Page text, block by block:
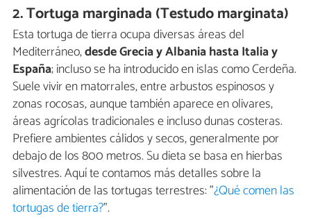
2. Tortuga marginada (Testudo marginata)
Esta tortuga de tierra ocupa diversas áreas del
Mediterráneo,desde Grecia y Albania hasta Italia y
España; incluso se ha introducido en islas como Cerdeña.
Suele vivir en matorrales, entre arbustos espinosos y
zonas rocosas, aunque también aparece en olivares,
áreas agrícolas tradicionales e incluso dunas costeras.
Prefiere ambientes cálidos y secos, generalmente por
debajo de los 800 metros. Su dieta se basa en hierbas
silvestres. Aquí te contamos más detalles sobre la
alimentación de las tortugas terrestres: "¿Qué comen las
tortugas de tierra?".